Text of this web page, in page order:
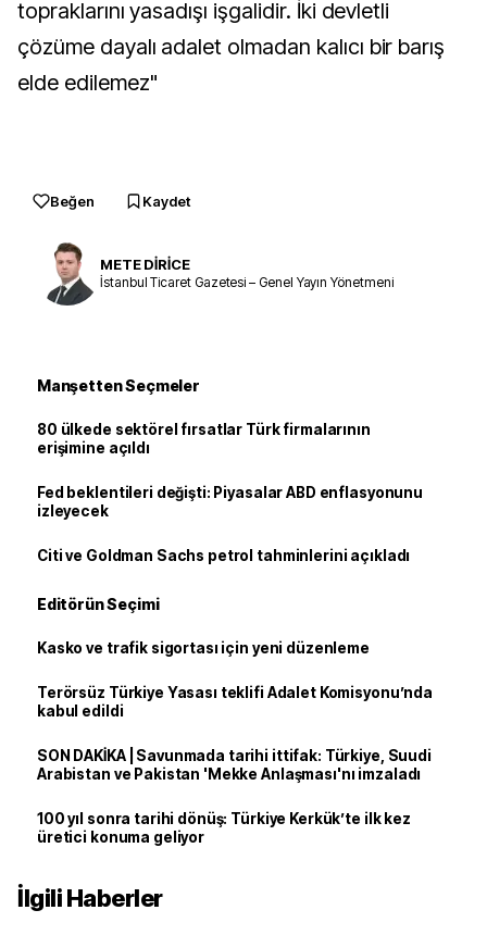
topraklarını yasadışı işgalidir. İki devletli
çözüme dayalı adalet olmadan kalıcı bir barış
elde edilemez"
Beğen Kaydet
METE DİRİCE
İstanbul Ticaret Gazetesi – Genel Yayın Yönetmeni
Manşetten Seçmeler
80 ülkede sektörel fırsatlar Türk firmalarının
erişimine açıldı
Fed beklentileri değişti: Piyasalar ABD enflasyonunu
izleyecek
Citi ve Goldman Sachs petrol tahminlerini açıkladı
Editörün Seçimi
Kasko ve trafik sigortası için yeni düzenleme
Terörsüz Türkiye Yasası teklifi Adalet Komisyonu’nda
kabul edildi
SON DAKİKA | Savunmada tarihi ittifak: Türkiye, Suudi
Arabistan ve Pakistan 'Mekke Anlaşması'nı imzaladı
100 yıl sonra tarihi dönüş: Türkiye Kerkük’te ilk kez
üretici konuma geliyor
İlgili Haberler